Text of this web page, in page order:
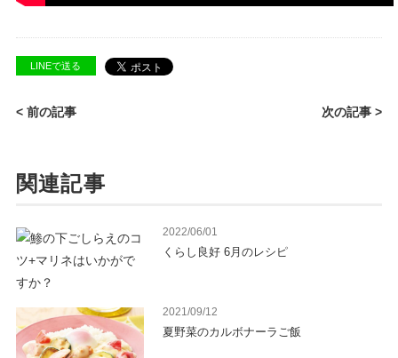
LINEで送る
< 前の記事 次の記事 >
関連記事
2022/06/01
くらし良好 6月のレシピ
2021/09/12
夏野菜のカルボナーラご飯